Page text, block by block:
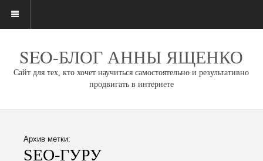
SEO-БЛОГ АННЫ ЯЩЕНКО
Сайт для тех, кто хочет научиться самостоятельно и результативно
продвигать в интернете
Архив метки:
SEO-ГУРУ